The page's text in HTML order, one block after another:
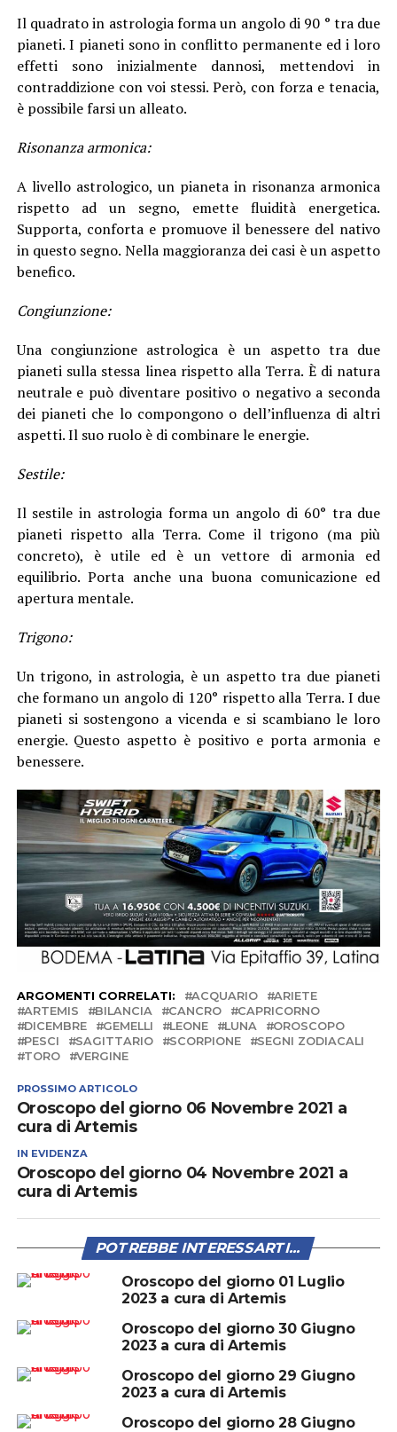
Il quadrato in astrologia forma un angolo di 90 ° tra due
pianeti. I pianeti sono in conflitto permanente ed i loro
effetti sono inizialmente dannosi, mettendovi in
contraddizione con voi stessi. Però, con forza e tenacia,
è possibile farsi un alleato.
Risonanza armonica:
A livello astrologico, un pianeta in risonanza armonica
rispetto ad un segno, emette fluidità energetica.
Supporta, conforta e promuove il benessere del nativo
in questo segno. Nella maggioranza dei casi è un aspetto
benefico.
Congiunzione:
Una congiunzione astrologica è un aspetto tra due
pianeti sulla stessa linea rispetto alla Terra. È di natura
neutrale e può diventare positivo o negativo a seconda
dei pianeti che lo compongono o dell’influenza di altri
aspetti. Il suo ruolo è di combinare le energie.
Sestile:
Il sestile in astrologia forma un angolo di 60° tra due
pianeti rispetto alla Terra. Come il trigono (ma più
concreto), è utile ed è un vettore di armonia ed
equilibrio. Porta anche una buona comunicazione ed
apertura mentale.
Trigono:
Un trigono, in astrologia, è un aspetto tra due pianeti
che formano un angolo di 120° rispetto alla Terra. I due
pianeti si sostengono a vicenda e si scambiano le loro
energie. Questo aspetto è positivo e porta armonia e
benessere.
ARGOMENTI CORRELATI: ACQUARIO
ARIETE
ARTEMIS
BILANCIA CANCRO
CAPRICORNO
DICEMBRE
GEMELLI LEONE LUNA
OROSCOPO
PESCI
SAGITTARIO SCORPIONE
SEGNI ZODIACALI
TORO
VERGINE
PROSSIMO ARTICOLO
Oroscopo del giorno 06 Novembre 2021 a
cura di Artemis
IN EVIDENZA
Oroscopo del giorno 04 Novembre 2021 a
cura di Artemis
POTREBBE INTERESSARTI...
Oroscopo del giorno 01 Luglio
2023 a cura di Artemis
Oroscopo del giorno 30 Giugno
2023 a cura di Artemis
Oroscopo del giorno 29 Giugno
2023 a cura di Artemis
Oroscopo del giorno 28 Giugno